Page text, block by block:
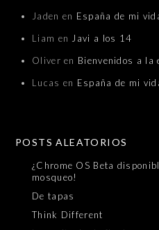
Jaden en España de mi
Liam en Javi a los 14
Oliver en Bienvenidos a la
Lucas en España de mi
POSTS ALEATORIOS
¿Chrome OS Beta
mosqueo!
De tapas
Think Different